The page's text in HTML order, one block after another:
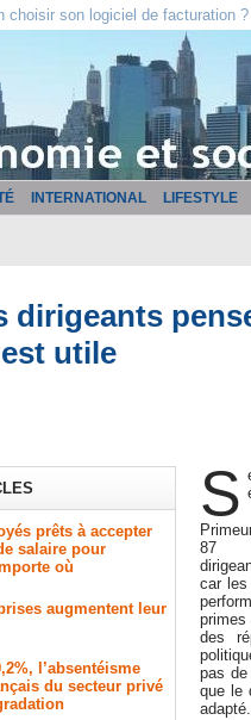
choisir son logiciel de facturation ?
INTERNATIONAL LIFESTYLE
dirigeants
utile
prêts à accepter
salaire pour
où
augmentent leur
l’absentéisme
du secteur privé
S
87
car les
des
pas
que le
adapté.